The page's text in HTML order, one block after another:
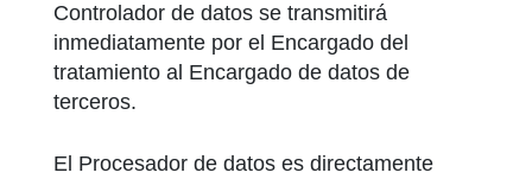
Controlador de datos se transmitirá
inmediatamente por el Encargado del
tratamiento al Encargado de datos de
terceros.
El Procesador de datos es directamente